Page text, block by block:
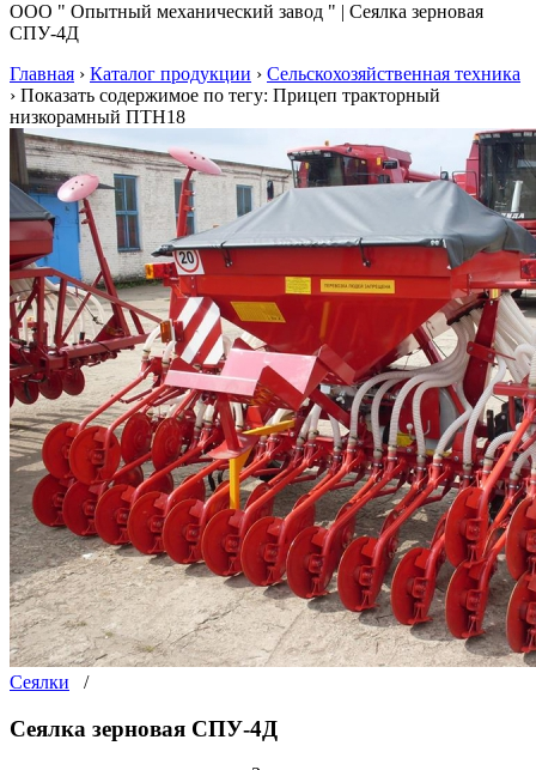
ООО " Опытный механический завод " | Сеялка зерновая
СПУ-4Д
Главная › Каталог продукции › Сельскохозяйственная техника
› Показать содержимое по тегу: Прицеп тракторный
низкорамный ПТН18
Сеялки /
Сеялка зерновая СПУ-4Д